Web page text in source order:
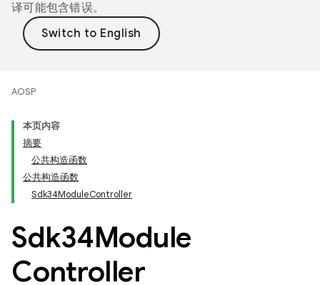
译可能包含错误。
AOSP
本页内容
摘要
公共构造函数
公共构造函数
Sdk34ModuleController
Sdk34Module
Controller